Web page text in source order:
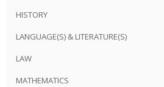
HISTORY
LANGUAGE(S) & LITERATURE(S)
LAW
MATHEMATICS